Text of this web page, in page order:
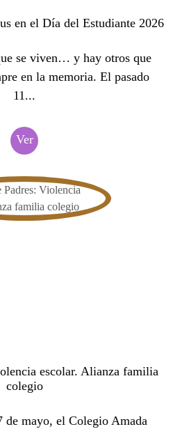
en el Día del Estudiante 2026
se viven… y hay otros que
en la memoria. El pasado
11...
Ver
escolar. Alianza familia
colegio
de mayo, el Colegio Amada